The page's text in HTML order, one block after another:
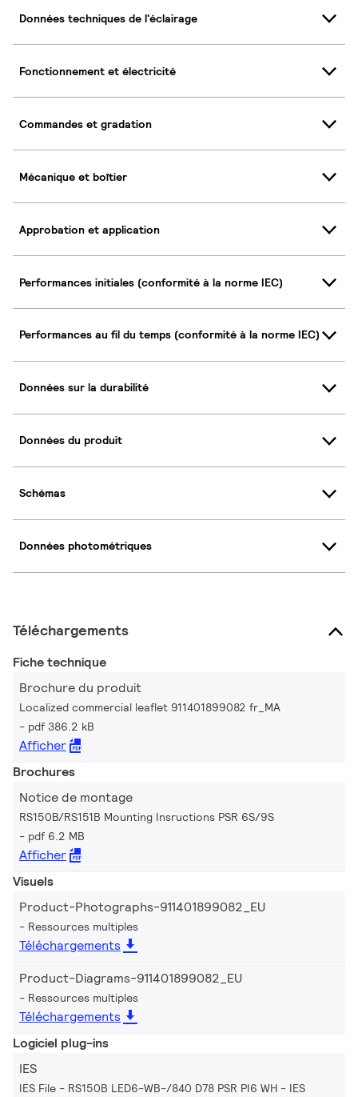
Données techniques de l'éclairage
Fonctionnement et électricité
Commandes et gradation
Mécanique et boîtier
Approbation et application
Performances initiales (conformité à la norme IEC)
Performances au fil du temps (conformité à la norme IEC)
Données sur la durabilité
Données du produit
Schémas
Données photométriques
Téléchargements
Fiche technique
Brochure du produit
Localized commercial leaflet 911401899082 fr_MA
pdf 386.2 kB
Afficher
Brochures
Notice de montage
RS150B/RS151B Mounting Insructions PSR 6S/9S
pdf 6.2 MB
Afficher
Visuels
Product-Photographs-911401899082_EU
Ressources multiples
Téléchargements
Product-Diagrams-911401899082_EU
Ressources multiples
Téléchargements
Logiciel plug-ins
IES
IES File - RS150B LED6-WB-/840 D78 PSR PI6 WH IES